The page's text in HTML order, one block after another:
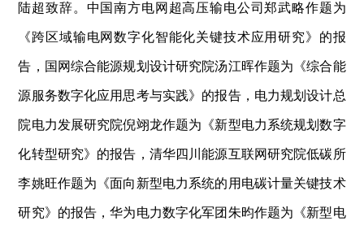
陆超致辞。中国南方电网超高压输电公司郑武略作题为
《跨区域输电网数字化智能化关键技术应用研究》的报
告，国网综合能源规划设计研究院汤江晖作题为《综合能
源服务数字化应用思考与实践》的报告，电力规划设计总
院电力发展研究院倪翊龙作题为《新型电力系统规划数字
化转型研究》的报告，清华四川能源互联网研究院低碳所
李姚旺作题为《面向新型电力系统的用电碳计量关键技术
研究》的报告，华为电力数字化军团朱昀作题为《新型电